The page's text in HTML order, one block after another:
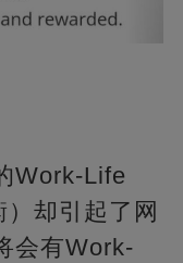
Work-Life
却引起了网
会有Work-